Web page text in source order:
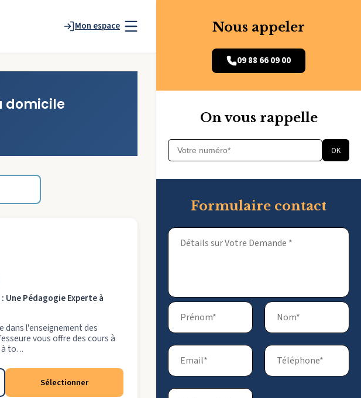
Mon espace
domicile
Une Pédagogie Experte à
dans l'enseignement des
vous offre des cours à
to. ..
Sélectionner
Nous appeler
09 88 66 09 00
On vous rappelle
OK
Formulaire contact